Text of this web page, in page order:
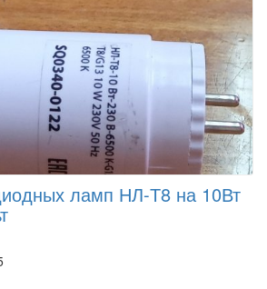
ламп НЛ-Т8 на 10Вт